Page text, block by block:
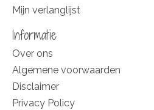
Mijn verlanglijst
Informatie
Over ons
Algemene voorwaarden
Disclaimer
Privacy Policy